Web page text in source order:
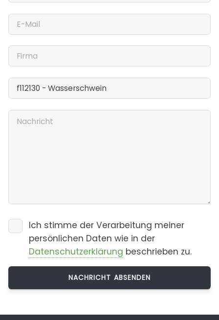
Ich stimme der Verarbeitung meiner
persönlichen Daten wie in der
Datenschutzerklärung beschrieben zu.